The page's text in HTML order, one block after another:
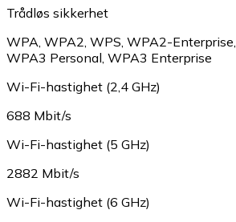
Trådløs sikkerhet
WPA, WPA2, WPS, WPA2-Enterprise,
WPA3 Personal, WPA3 Enterprise
Wi-Fi-hastighet (2,4 GHz)
688 Mbit/s
Wi-Fi-hastighet (5 GHz)
2882 Mbit/s
Wi-Fi-hastighet (6 GHz)